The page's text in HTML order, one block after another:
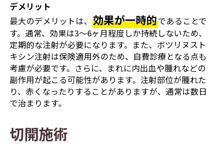
デメリット
最大のデメリットは、 効果が一時的であることで
す。通常、効果は3～6ヶ月程度しか持続しないため、
定期的な注射が必要になります。また、ボツリヌスト
キシン注射は保険適用外のため、自費診療となる点も
考慮が必要です。さらに、まれに内出血や腫れなどの
副作用が起こる可能性があります。注射部位が腫れた
り、赤くなったりすることがありますが、通常は数日
で治まります。
切開施術